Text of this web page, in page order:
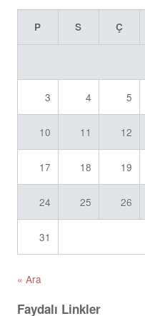
P S Ç
3 4 5
10 11 12
17 18 19
24 25 26
31
« Ara
Faydalı Linkler